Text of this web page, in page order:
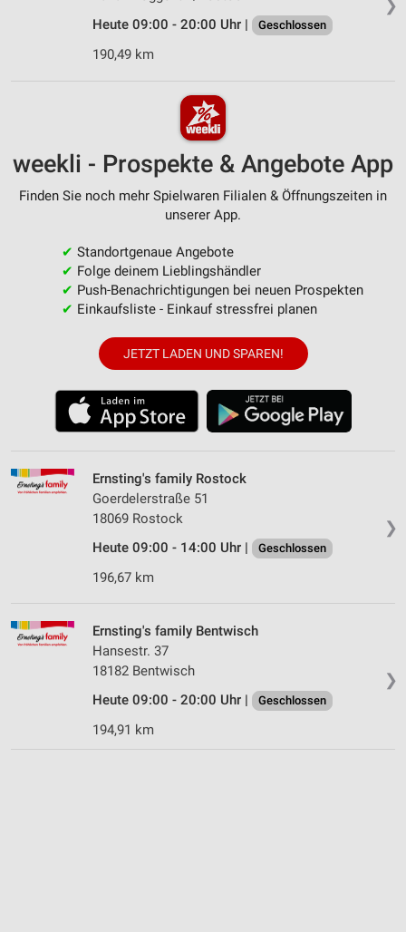
❯
Heute 09:00 - 20:00 Uhr |
Geschlossen
190,49 km
weekli - Prospekte & Angebote App
Finden Sie noch mehr Spielwaren Filialen & Öffnungszeiten in
unserer App.
✔ Standortgenaue Angebote
✔ Folge deinem Lieblingshändler
✔ Push-Benachrichtigungen bei neuen Prospekten
✔ Einkaufsliste - Einkauf stressfrei planen
JETZT LADEN UND SPAREN!
❯
Ernsting's family Rostock
Goerdelerstraße 51
18069 Rostock
Heute 09:00 - 14:00 Uhr |
Geschlossen
196,67 km
❯
Ernsting's family Bentwisch
Hansestr. 37
18182 Bentwisch
Heute 09:00 - 20:00 Uhr |
Geschlossen
194,91 km